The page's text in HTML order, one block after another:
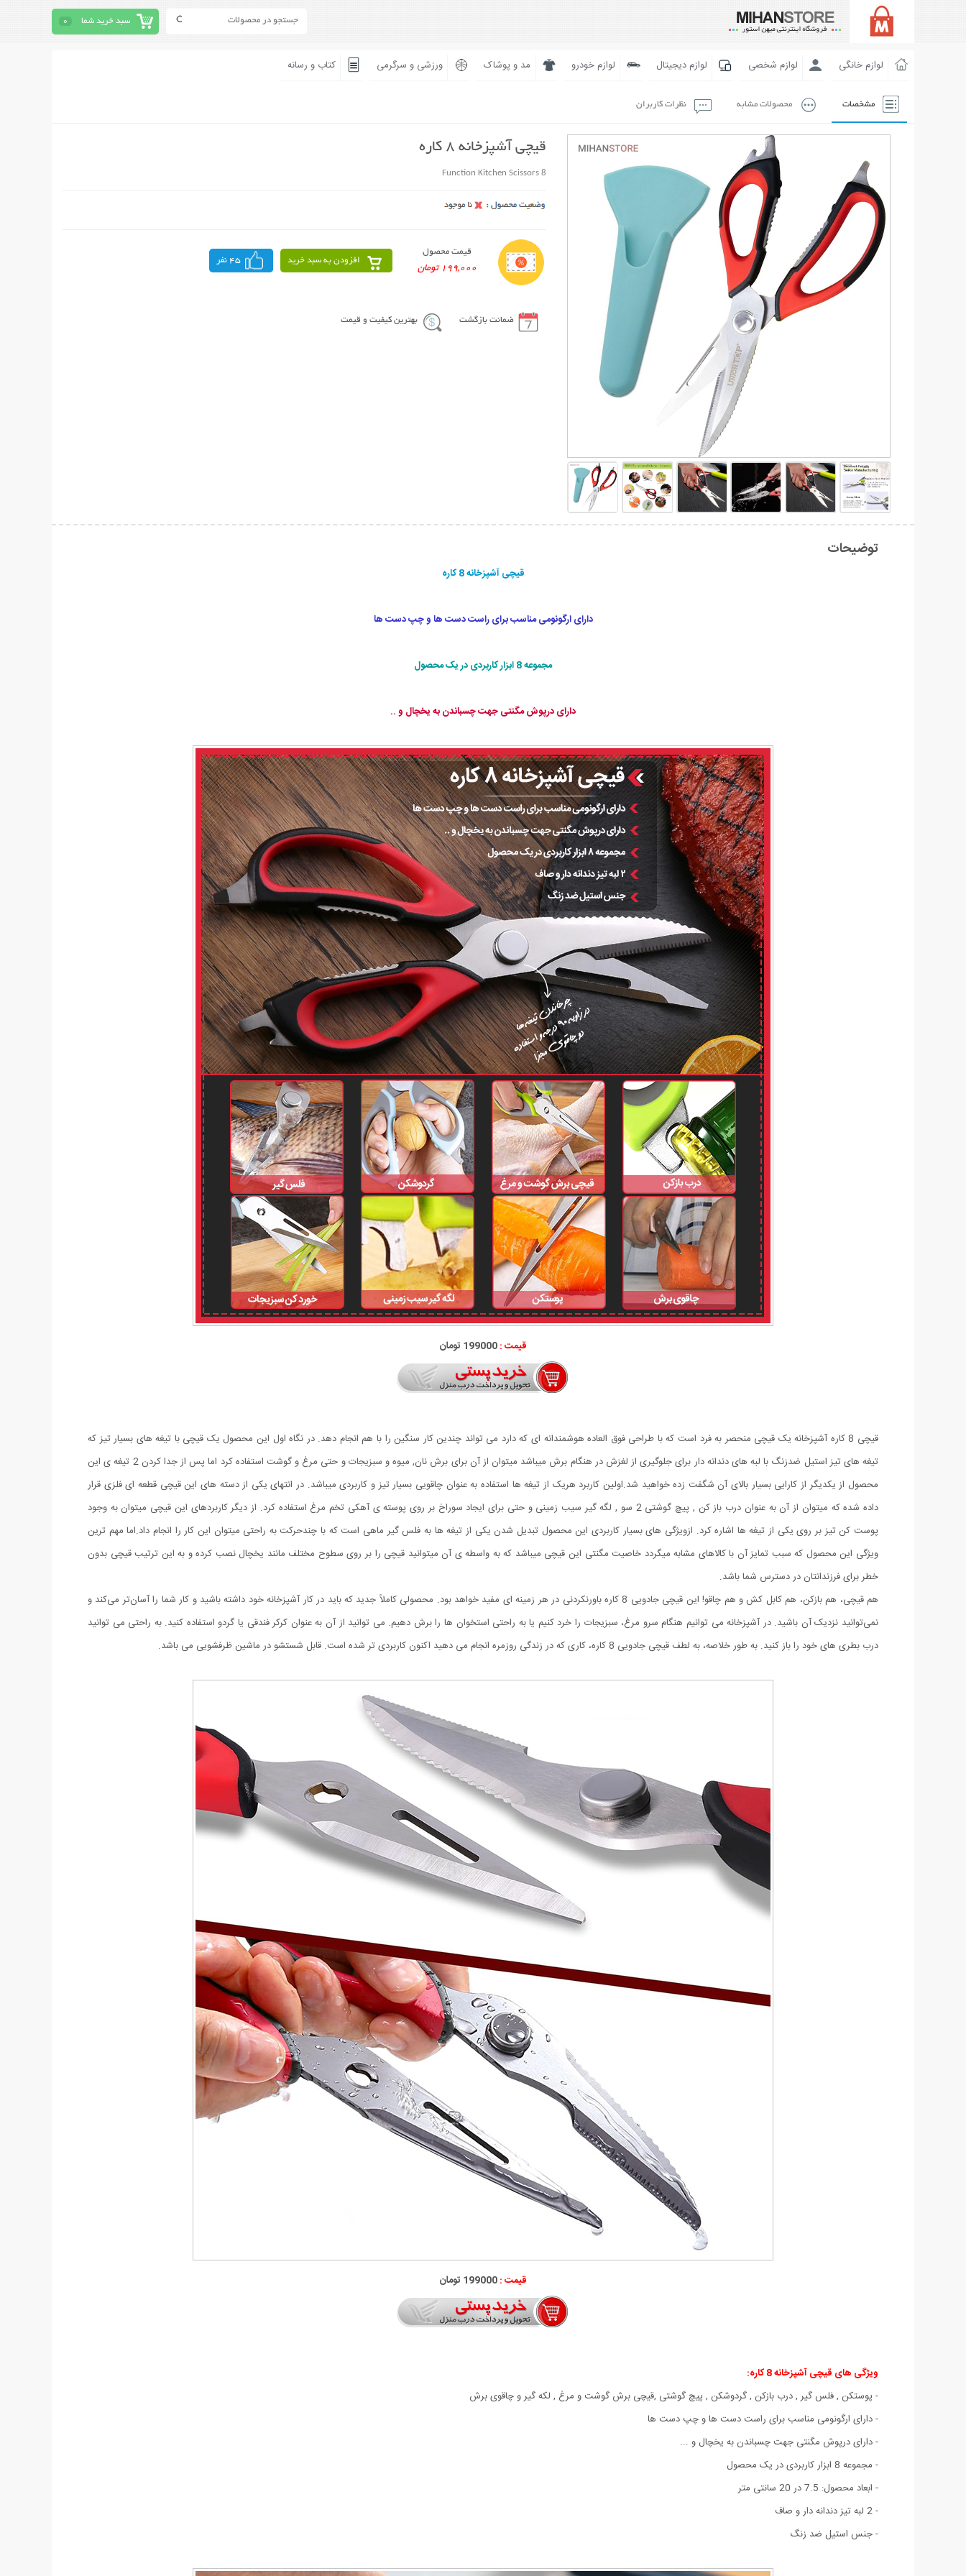
سبد خرید شما 0
لوازم خانگی لوازم شخصی لوازم دیجیتال لوازم خودرو مد و پوشاک ورزشی و سرگرمی کتاب و رسانه
مشخصات محصولات مشابه نظرات کاربران
قیچی آشپزخانه 8 کاره
8 Function Kitchen Scissors
قیمت محصول
199,000 تومان
افزودن به سبد خرید 45 نفر
ضمانت بازگشت بهترین کیفیت و قیمت
توضیحات
قیچی آشپزخانه 8 کاره
دارای ارگونومی مناسب برای راست دست ها و چپ دست ها
مجموعه 8 ابزار کاربردی در یک محصول
دارای درپوش مگنتی جهت چسباندن به یخچال و ..
قیمت :199000 تومان
قیچی 8 کاره آشپزخانه یک قیچی منحصر به فرد است که با طراحی فوق العاده هوشمندانه ای که دارد می تواند چندین کار سنگین را با هم انجام دهد. در نگاه اول این محصول یک قیچی با تیغه های بسیار تیز که
تیغه های تیز استیل ضدزنگ با لبه های دندانه دار برای جلوگیری از لغزش در هنگام برش میباشد میتوان از آن برای برش نان, میوه و سبزیجات و حتی مرغ و گوشت استفاده کرد اما پس از جدا کردن 2 تیغه ی این
محصول از یکدیگر از کارایی بسیار بالای آن شگفت زده خواهید شد.اولین کاربرد هریک از تیغه ها استفاده به عنوان چاقویی بسیار تیز و کاربردی میباشد. در انتهای یکی از دسته های این قیچی قطعه ای فلزی قرار
داده شده که میتوان از آن به عنوان درب باز کن , پیچ گوشتی 2 سو , لگه گیر سیب زمینی و حتی برای ایجاد سوراخ بر روی پوسته ی آهکی تخم مرغ استفاده کرد. از دیگر کاربردهای این قیچی میتوان به وجود
پوست کن تیز بر روی یکی از تیغه ها اشاره کرد. ازویژگی های بسیار کاربردی این محصول تبدیل شدن یکی از تیغه ها به فلس گیر ماهی است که با چندحرکت به راحتی میتوان این کار را انجام داد.اما مهم ترین
ویژگی این محصول که سبب تمایز آن با کالاهای مشابه میگردد خاصیت مگنتی این قیچی میباشد که به واسطه ی آن میتوانید قیچی را بر روی سطوح مختلف مانند یخچال نصب کرده و به این ترتیب قیچی بدون
خطر برای فرزندانتان در دسترس شما باشد.
هم قیچی، هم بازکن، هم کابل کش و هم چاقو! این قیچی جادویی 8 کاره باورنکردنی در هر زمینه ای مفید خواهد بود. محصولی کاملاً جدید که باید در کار آشپزخانه خود داشته باشید و کار شما را آسان‌تر می‌کند و
نمی‌توانید نزدیک آن باشید. در آشپزخانه می توانیم هنگام سرو مرغ، سبزیجات را خرد کنیم یا به راحتی استخوان ها را برش دهیم. می توانید از آن به عنوان کرکر فندقی یا گردو استفاده کنید. به راحتی می توانید
درب بطری های خود را باز کنید. به طور خلاصه، به لطف قیچی جادویی 8 کاره، کاری که در زندگی روزمره انجام می دهید اکنون کاربردی تر شده است. قابل شستشو در ماشین ظرفشویی می باشد.
قیمت :199000 تومان
ویژگی های قیچی آشپزخانه 8 کاره:
- پوستکن , فلس گیر , درب بازکن , گردوشکن , پیچ گوشتی ,قیچی برش گوشت و مرغ , لکه گیر و چاقوی برش
- دارای ارگونومی مناسب برای راست دست ها و چپ دست ها
- دارای درپوش مگنتی جهت چسباندن به یخچال و ...
- مجموعه 8 ابزار کاربردی در یک محصول
- ابعاد محصول: 7.5 در 20 سانتی متر
- 2 لبه تیز دندانه دار و صاف
- جنس استیل ضد زنگ